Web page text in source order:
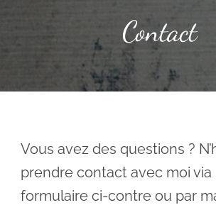
Contact
Vous avez des questions ?
prendre contact avec moi via
formulaire ci-contre ou par